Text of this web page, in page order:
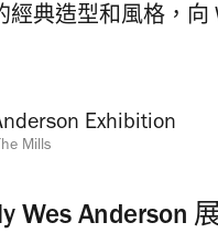
經典造型和風格，向
Mills
Wes Anderson